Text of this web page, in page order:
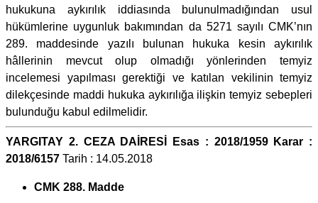
hukukuna aykırılık iddiasında bulunulmadığından usul
hükümlerine uygunluk bakımından da 5271 sayılı CMK’nın
289. maddesinde yazılı bulunan hukuka kesin aykırılık
hâllerinin mevcut olup olmadığı yönlerinden temyiz
incelemesi yapılması gerektiği ve katılan vekilinin temyiz
dilekçesinde maddi hukuka aykırılığa ilişkin temyiz sebepleri
bulunduğu kabul edilmelidir.
YARGITAY 2. CEZA DAİRESİ Esas : 2018/1959 Karar :
2018/6157 Tarih : 14.05.2018
CMK 288. Madde